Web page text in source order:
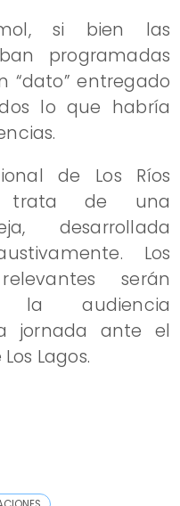
si bien las
programadas
“dato” entregado
lo que habría
de Los Ríos
trata de una
desarrollada
Los
serán
la audiencia
jornada ante el
Lagos.